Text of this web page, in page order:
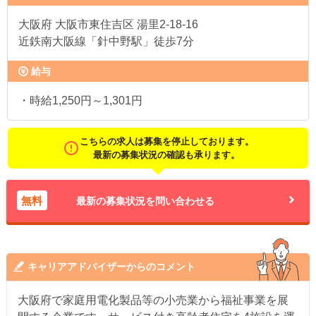
大阪府 大阪市東住吉区 湯里2-18-16
近鉄南大阪線「針中野駅」徒歩7分
給与
・時給1,250円～1,301円
こちらの求人は募集を停止しております。
最新の募集状況の確認も承ります。
無料 最新の募集状況を問い合わせる
キャリアアドバイザーからのコメント
大阪府で家庭用電化製品等の小売業から福祉事業を展